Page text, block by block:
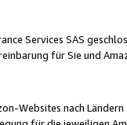
Services SAS
für Sie und
Websites nach Ländern